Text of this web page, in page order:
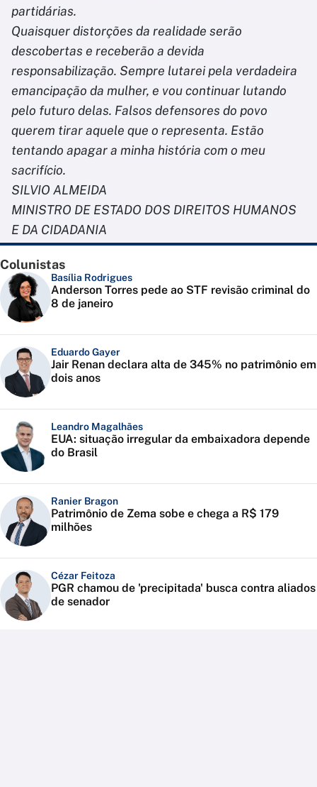
partidárias.
Quaisquer distorções da realidade serão
descobertas e receberão a devida
responsabilização. Sempre lutarei pela verdadeira
emancipação da mulher, e vou continuar lutando
pelo futuro delas. Falsos defensores do povo
querem tirar aquele que o representa. Estão
tentando apagar a minha história com o meu
sacrifício.
SILVIO ALMEIDA
MINISTRO DE ESTADO DOS DIREITOS HUMANOS
E DA CIDADANIA
Colunistas
Basília Rodrigues
Anderson Torres pede ao STF revisão criminal do
8 de janeiro
Eduardo Gayer
Jair Renan declara alta de 345% no patrimônio em
dois anos
Leandro Magalhães
EUA: situação irregular da embaixadora depende
do Brasil
Ranier Bragon
Patrimônio de Zema sobe e chega a R$ 179
milhões
Cézar Feitoza
PGR chamou de 'precipitada' busca contra aliados
de senador